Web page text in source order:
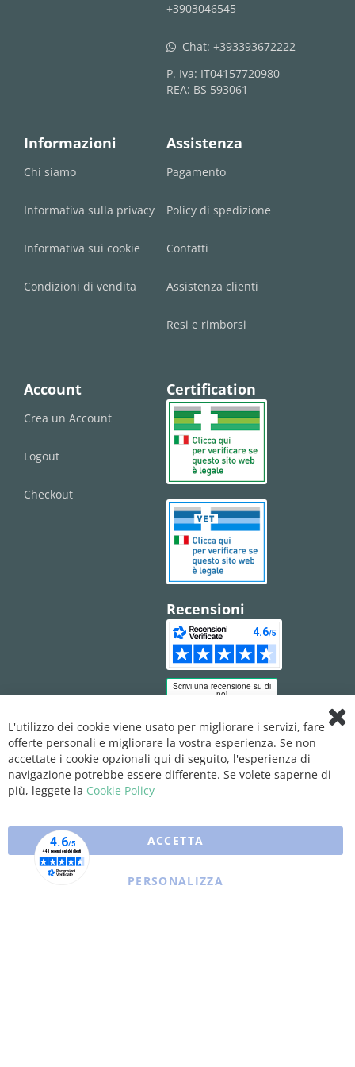
+3903046545
whatsapp Chat: +393393672222
P. Iva: IT04157720980
REA: BS 593061
Informazioni
Chi siamo
Informativa sulla privacy
Informativa sui cookie
Condizioni di vendita
Assistenza
Pagamento
Policy di spedizione
Contatti
Assistenza clienti
Resi e rimborsi
Account
Crea un Account
Logout
Checkout
Certification
Recensioni
L'utilizzo dei cookie viene usato per migliorare i servizi, fare
offerte personali e migliorare la vostra esperienza. Se non
accettate i cookie opzionali qui di seguito, l'esperienza di
navigazione potrebbe essere differente. Se volete saperne di
più, leggete la Cookie Policy
ACCETTA
PERSONALIZZA